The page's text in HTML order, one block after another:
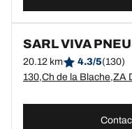
SARL VIVA
20.12 km 4.3/5(130)
130,Ch de la Blache,ZA